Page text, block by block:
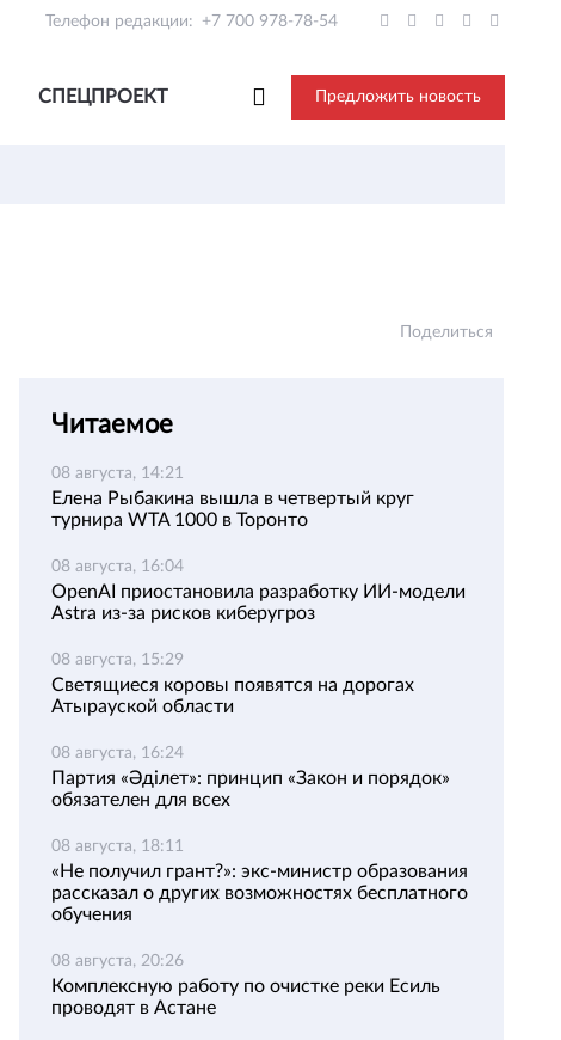
Телефон редакции: +7 700 978-78-54
СПЕЦПРОЕКТ Предложить новость
Поделиться
Читаемое
08 августа, 14:21
Елена Рыбакина вышла в четвертый круг
турнира WTA 1000 в Торонто
08 августа, 16:04
OpenAI приостановила разработку ИИ-модели
Astra из-за рисков киберугроз
08 августа, 15:29
Светящиеся коровы появятся на дорогах
Атырауской области
08 августа, 16:24
Партия «Әділет»: принцип «Закон и порядок»
обязателен для всех
08 августа, 18:11
«Не получил грант?»: экс-министр образования
рассказал о других возможностях бесплатного
обучения
08 августа, 20:26
Комплексную работу по очистке реки Есиль
проводят в Астане